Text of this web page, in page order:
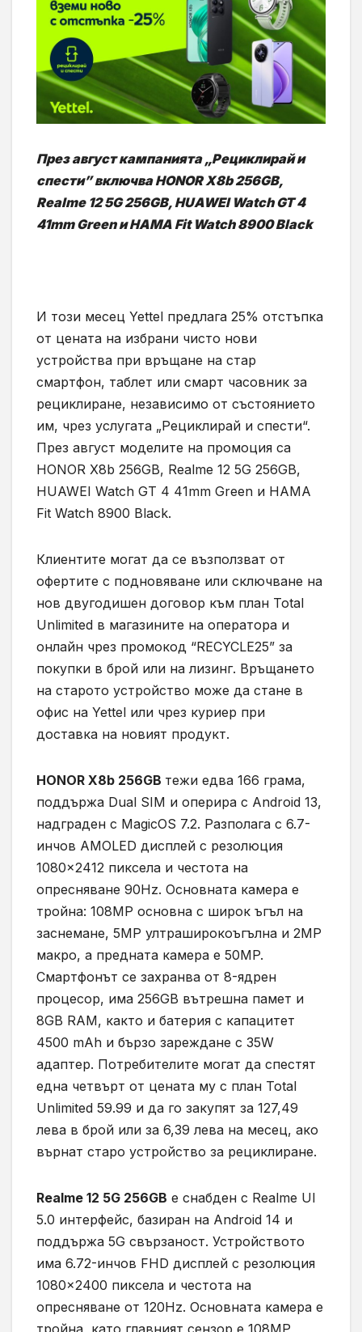
През август кампанията „Рециклирай и
спести”включва HONOR X8b 256GB,
Realme 12 5G 256GB, HUAWEI Watch GT 4
41mm Green и HAMA Fit Watch 8900 Black
И този месец Yettel предлага 25% отстъпка
от цената на избрани чисто нови
устройства при връщане на стар
смартфон, таблет или смарт часовник за
рециклиране, независимо от състоянието
им, чрез услугата „Рециклирай и спести“.
През август моделите на промоция са
HONOR X8b 256GB, Realme 12 5G 256GB,
HUAWEI Watch GT 4 41mm Green и HAMA
Fit Watch 8900 Black.
Клиентите могат да се възползват от
офертите с подновяване или сключване на
нов двугодишен договор към план Total
Unlimited в магазините на оператора и
онлайн чрез промокод “RECYCLE25” за
покупки в брой или на лизинг. Връщането
на старото устройство може да стане в
офис на Yettel или чрез куриер при
доставка на новият продукт.
HONOR X8b 256GB тежи едва 166 грама,
поддържа Dual SIM и оперира с Android 13,
надграден с MagicOS 7.2. Разполага с 6.7-
инчов AMOLED дисплей с резолюция
1080×2412 пиксела и честота на
опресняване 90Hz. Основната камера е
тройна: 108MP основна с широк ъгъл на
заснемане, 5MP ултраширокоъгълна и 2MP
макро, а предната камера е 50MP.
Смартфонът се захранва от 8-ядрен
процесор, има 256GB вътрешна памет и
8GB RAM, както и батерия с капацитет
4500 mAh и бързо зареждане с 35W
адаптер. Потребителите могат да спестят
една четвърт от цената му с план Total
Unlimited 59.99 и да го закупят за 127,49
лева в брой или за 6,39 лева на месец, ако
върнат старо устройство за рециклиране.
Realme 12 5G 256GB е снабден с Realme UI
5.0 интерфейс, базиран на Android 14 и
поддържа 5G свързаност. Устройството
има 6.72-инчов FHD дисплей с резолюция
1080×2400 пиксела и честота на
опресняване от 120Hz. Основната камера е
тройна, като главният сензор е 108MP,